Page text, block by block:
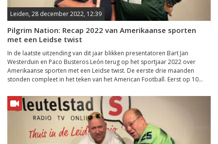
Leiden, 28 december 2022, 12:39
Pilgrim Nation: Recap 2022 van Amerikaanse sporten
met een Leidse twist
In de laatste uitzending van dit jaar blikken presentatoren Bart Jan
Westerduin en Paco Busteros León terug op het sportjaar 2022 over
Amerikaanse sporten met een Leidse twist. De eerste drie maanden
stonden compleet in het teken van het American Football. Eerst op 10...